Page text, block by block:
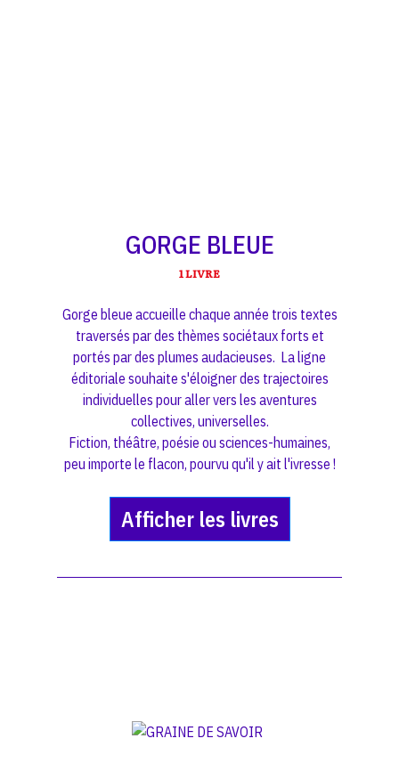
GORGE BLEUE
1 LIVRE
Gorge bleue accueille chaque année trois textes
traversés par des thèmes sociétaux forts et
portés par des plumes audacieuses. La ligne
éditoriale souhaite s'éloigner des trajectoires
individuelles pour aller vers les aventures
collectives, universelles.
Fiction, théâtre, poésie ou sciences-humaines,
peu importe le flacon, pourvu qu'il y ait l'ivresse !
Afficher les livres